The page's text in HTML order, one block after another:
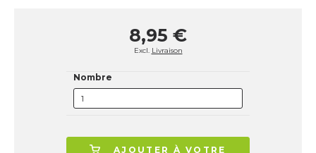
8,95 €
Excl. Livraison
Nombre
AJOUTER À VOTRE